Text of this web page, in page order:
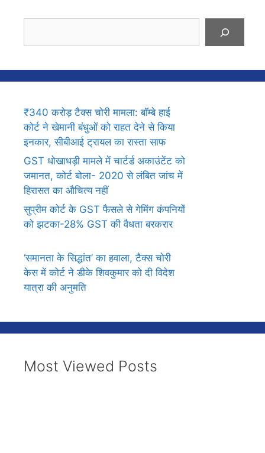
₹340 करोड़ टैक्स चोरी मामला: बॉम्बे हाई
कोर्ट ने खेमानी बंधुओं को राहत देने से किया
इनकार, सीबीआई ट्रायल का रास्ता साफ
GST धोखाधड़ी मामले में चार्टर्ड अकाउंटेंट को
जमानत, कोर्ट बोला- 2020 से लंबित जांच में
हिरासत का औचित्य नहीं
सुप्रीम कोर्ट के GST फैसले से गेमिंग कंपनियों
को झटका-28% GST की वैधता बरकरार
‘समानता के सिद्धांत’ का हवाला, टैक्स चोरी
केस में कोर्ट ने डीके शिवकुमार को दी विदेश
यात्रा की अनुमति
Most Viewed Posts